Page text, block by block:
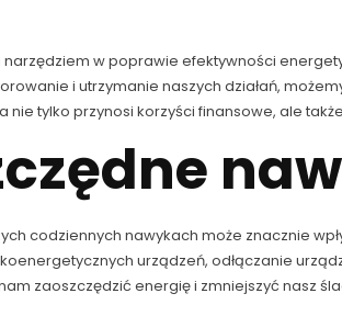
w poprawie efektywności
i utrzymanie naszych działań,
tylko przynosi korzyści finansowe, ale
codziennych nawykach może znacznie
urządzeń, odłączanie
zaoszczędzić energię i zmniejszyć nasz